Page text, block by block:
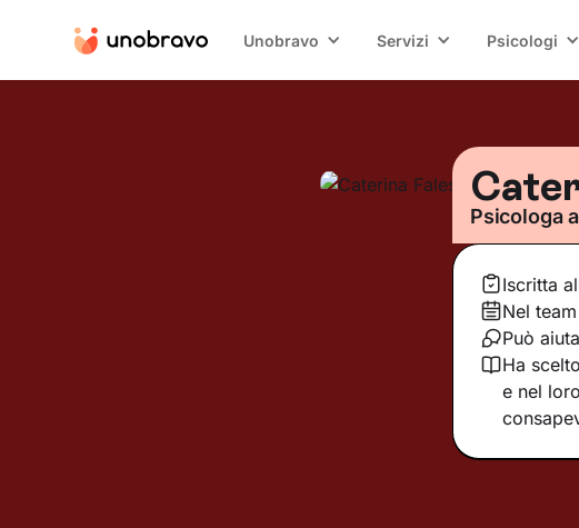
Unobravo Servizi Psicologi
Psicologa
Iscritta
Nel
Può
Ha
e nel